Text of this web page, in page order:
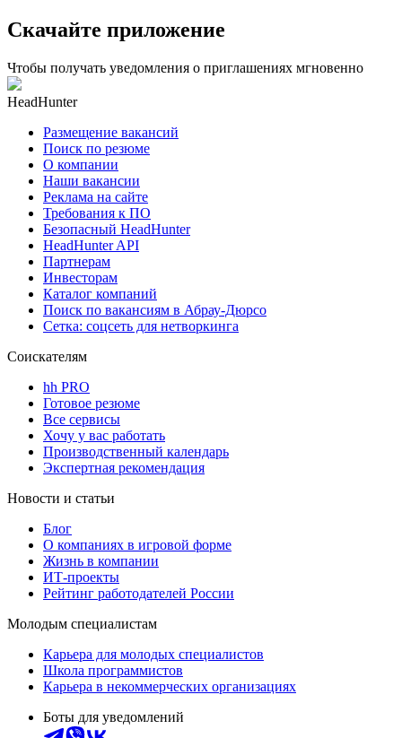
Скачайте приложение
Чтобы получать уведомления о приглашениях мгновенно
HeadHunter
Размещение вакансий
Поиск по резюме
О компании
Наши вакансии
Реклама на сайте
Требования к ПО
Безопасный HeadHunter
HeadHunter API
Партнерам
Инвесторам
Каталог компаний
Поиск по вакансиям в Абрау-Дюрсо
Сетка: соцсеть для нетворкинга
Соискателям
hh PRO
Готовое резюме
Все сервисы
Хочу у вас работать
Производственный календарь
Экспертная рекомендация
Новости и статьи
Блог
О компаниях в игровой форме
Жизнь в компании
ИТ-проекты
Рейтинг работодателей России
Молодым специалистам
Карьера для молодых специалистов
Школа программистов
Карьера в некоммерческих организациях
Боты для уведомлений